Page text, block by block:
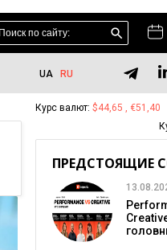
UA RU
Курс валют: $44,65 , €51,40
ПРЕДСТОЯЩИЕ